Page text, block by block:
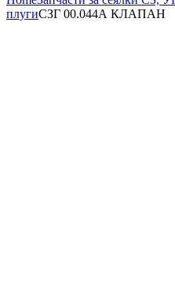
плугиСЗГ 00.044А КЛАПАН